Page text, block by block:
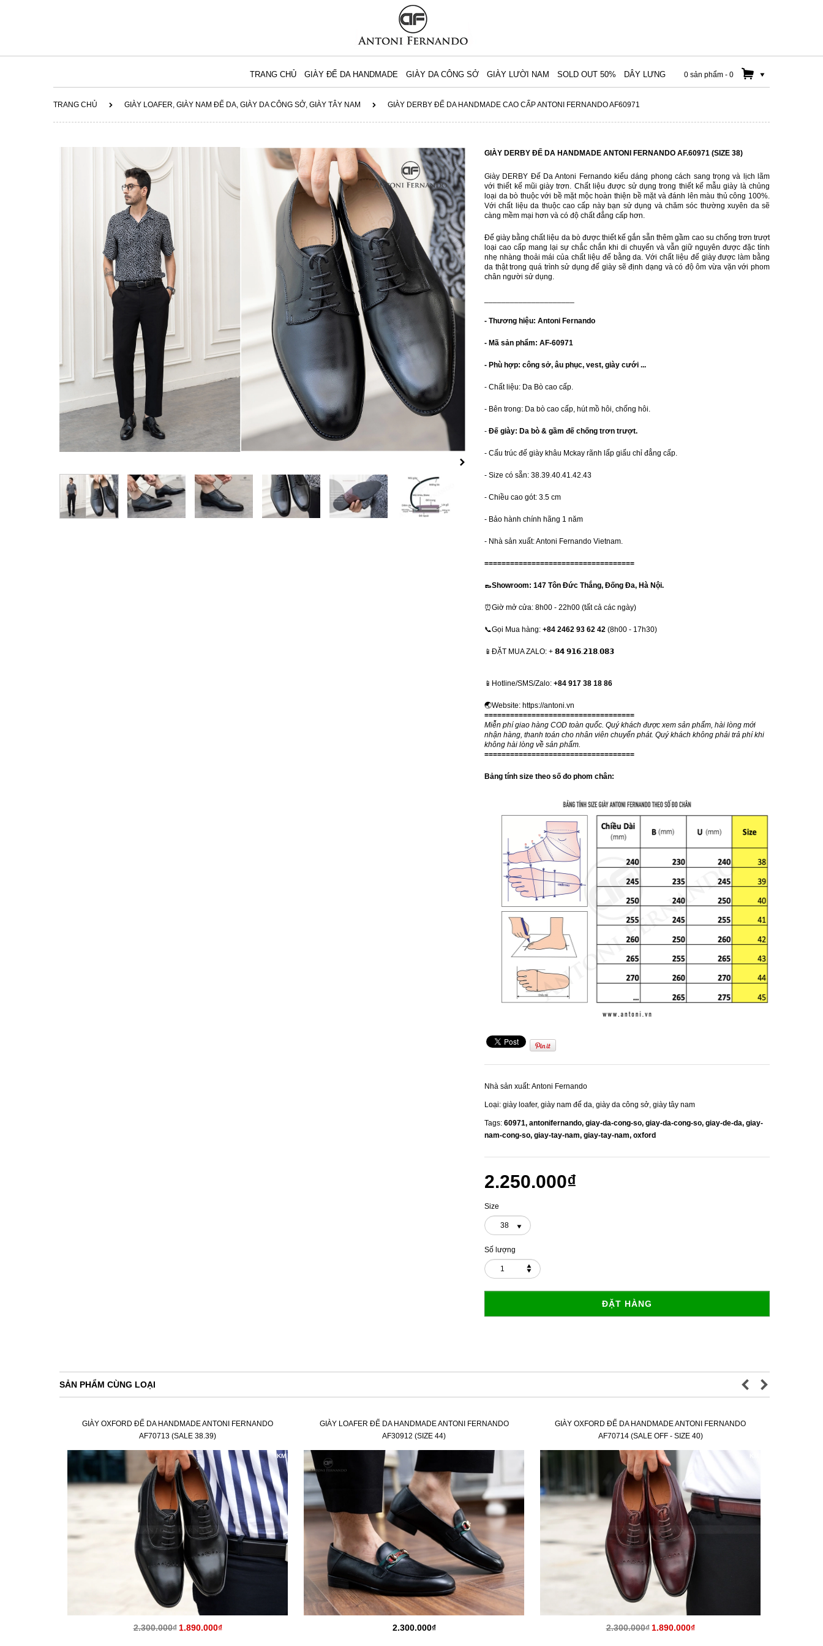
TRANG CHỦ GIÀY ĐẾ DA HANDMADE GIÀY DA CÔNG SỞ GIÀY LƯỜI NAM SOLD OUT 50% DÂY LƯNG 0 sản phẩm - 0
TRANG CHỦ GIÀY LOAFER, GIÀY NAM ĐẾ DA, GIÀY DA CÔNG SỞ, GIÀY TÂY NAM GIÀY DERBY ĐẾ DA HANDMADE CAO CẤP ANTONI FERNANDO AF60971
GIÀY DERBY ĐẾ DA HANDMADE ANTONI FERNANDO AF.60971 (SIZE 38)
Giày DERBY Đế Da Antoni Fernando kiểu dáng phong cách sang trọng và lịch lãm
với thiết kế mũi giày trơn. Chất liệu được sử dụng trong thiết kế mẫu giày là chủng
loại da bò thuộc với bề mặt mộc hoàn thiện bề mặt và đánh lên màu thủ công 100%.
Với chất liệu da thuộc cao cấp này bạn sử dụng và chăm sóc thường xuyên da sẽ
càng mềm mại hơn và có độ chất đẳng cấp hơn.
Đế giày bằng chất liệu da bò được thiết kế gắn sẵn thêm gầm cao su chống trơn trượt
loại cao cấp mang lại sự chắc chắn khi di chuyển và vẫn giữ nguyên được đặc tính
nhẹ nhàng thoải mái của chất liệu đế bằng da. Với chất liệu đế giày được làm bằng
da thật trong quá trình sử dụng đế giày sẽ định dạng và có độ ôm vừa vặn với phom
chân người sử dụng.
- Thương hiệu: Antoni Fernando
- Mã sản phẩm: AF-60971
- Phù hợp: công sở, âu phục, vest, giày cưới ...
- Chất liệu: Da Bò cao cấp.
- Bên trong: Da bò cao cấp, hút mồ hôi, chống hôi.
- Đế giày: Da bò & gầm đế chống trơn trượt.
- Cấu trúc đế giày khâu Mckay rãnh lấp giấu chỉ đẳng cấp.
- Size có sẵn: 38.39.40.41.42.43
- Chiều cao gót: 3.5 cm
- Bảo hành chính hãng 1 năm
- Nhà sản xuất: Antoni Fernando Vietnam.
===================================
👞Showroom: 147 Tôn Đức Thắng, Đống Đa, Hà Nội.
⏰Giờ mở cửa: 8h00 - 22h00 (tất cả các ngày)
📞Gọi Mua hàng: +84 2462 93 62 42 (8h00 - 17h30)
📱ĐẶT MUA ZALO: + 𝟴𝟰 𝟵𝟭𝟲.𝟮𝟭𝟴.𝟬𝟴𝟯
📱Hotline/SMS/Zalo: +84 917 38 18 86
🌏Website: https://antoni.vn
===================================
Miễn phí giao hàng COD toàn quốc. Quý khách được xem sản phẩm, hài lòng mới
nhận hàng, thanh toán cho nhân viên chuyển phát. Quý khách không phải trả phí khi
không hài lòng về sản phẩm.
===================================
Bảng tính size theo số đo phom chân:
Nhà sản xuất:Antoni Fernando
Loại: giày loafer, giày nam đế da, giày da công sở, giày tây nam
Tags: 60971, antonifernando, giay-da-cong-so, giay-da-cong-so, giay-de-da, giay-
nam-cong-so, giay-tay-nam, giay-tay-nam, oxford
2.250.000₫
Size
38
Số lượng
ĐẶT HÀNG
SẢN PHẨM CÙNG LOẠI
GIÀY OXFORD ĐẾ DA HANDMADE ANTONI FERNANDO
AF70713 (SALE 38.39)
KM
2.300.000₫ 1.890.000₫
GIÀY LOAFER ĐẾ DA HANDMADE ANTONI FERNANDO
AF30912 (SIZE 44)
2.300.000₫
GIÀY OXFORD ĐẾ DA HANDMADE ANTONI FERNANDO
AF70714 (SALE OFF - SIZE 40)
2.300.000₫ 1.890.000₫